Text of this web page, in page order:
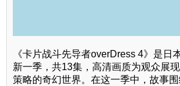
《卡片战斗先导者overDress 4》是日
新一季，共13集，高清画质为观众展
策略的奇幻世界。在这一季中，故事